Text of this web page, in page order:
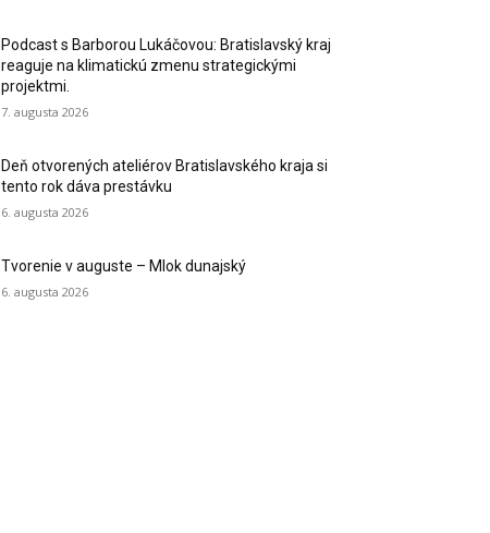
Podcast s Barborou Lukáčovou: Bratislavský kraj
reaguje na klimatickú zmenu strategickými
projektmi.
7. augusta 2026
Deň otvorených ateliérov Bratislavského kraja si
tento rok dáva prestávku
6. augusta 2026
Tvorenie v auguste – Mlok dunajský
6. augusta 2026